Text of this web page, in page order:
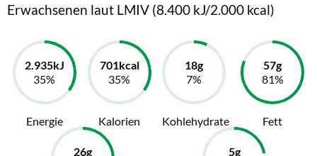
Erwachsenen laut LMIV (8.400 kJ/2.000 kcal)
Energie Kalorien Kohlehydrate Fett